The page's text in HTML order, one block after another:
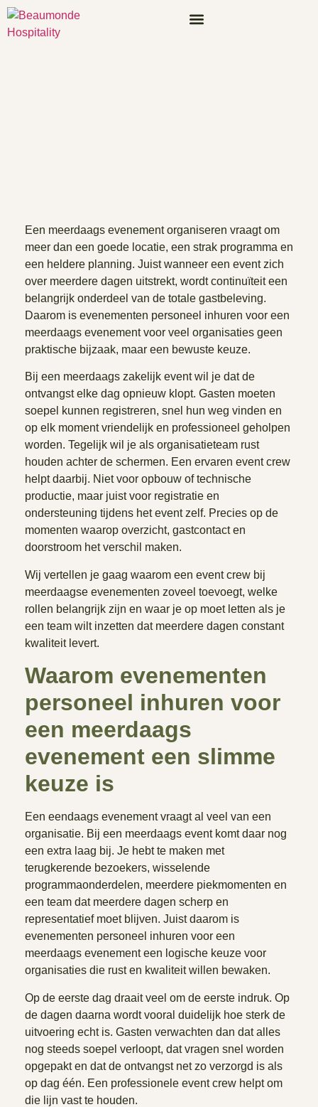
Een meerdaags evenement organiseren vraagt om
meer dan een goede locatie, een strak programma en
een heldere planning. Juist wanneer een event zich
over meerdere dagen uitstrekt, wordt continuïteit een
belangrijk onderdeel van de totale gastbeleving.
Daarom is evenementen personeel inhuren voor een
meerdaags evenement voor veel organisaties geen
praktische bijzaak, maar een bewuste keuze.
Bij een meerdaags zakelijk event wil je dat de
ontvangst elke dag opnieuw klopt. Gasten moeten
soepel kunnen registreren, snel hun weg vinden en
op elk moment vriendelijk en professioneel geholpen
worden. Tegelijk wil je als organisatieteam rust
houden achter de schermen. Een ervaren event crew
helpt daarbij. Niet voor opbouw of technische
productie, maar juist voor registratie en
ondersteuning tijdens het event zelf. Precies op de
momenten waarop overzicht, gastcontact en
doorstroom het verschil maken.
Wij vertellen je gaag waarom een event crew bij
meerdaagse evenementen zoveel toevoegt, welke
rollen belangrijk zijn en waar je op moet letten als je
een team wilt inzetten dat meerdere dagen constant
kwaliteit levert.
Waarom evenementen
personeel inhuren voor
een meerdaags
evenement een slimme
keuze is
Een eendaags evenement vraagt al veel van een
organisatie. Bij een meerdaags event komt daar nog
een extra laag bij. Je hebt te maken met
terugkerende bezoekers, wisselende
programmaonderdelen, meerdere piekmomenten en
een team dat meerdere dagen scherp en
representatief moet blijven. Juist daarom is
evenementen personeel inhuren voor een
meerdaags evenement een logische keuze voor
organisaties die rust en kwaliteit willen bewaken.
Op de eerste dag draait veel om de eerste indruk. Op
de dagen daarna wordt vooral duidelijk hoe sterk de
uitvoering echt is. Gasten verwachten dan dat alles
nog steeds soepel verloopt, dat vragen snel worden
opgepakt en dat de ontvangst net zo verzorgd is als
op dag één. Een professionele event crew helpt om
die lijn vast te houden.